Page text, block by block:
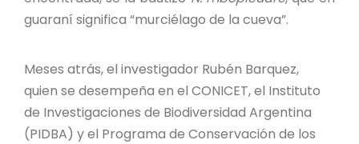
REPOSITORIO
CONTACTO
guaraní significa “murciélago de la cueva”.
Meses atrás, el investigador Rubén Barquez,
quien se desempeña en el CONICET, el Instituto
de Investigaciones de Biodiversidad Argentina
(PIDBA) y el Programa de Conservación de los